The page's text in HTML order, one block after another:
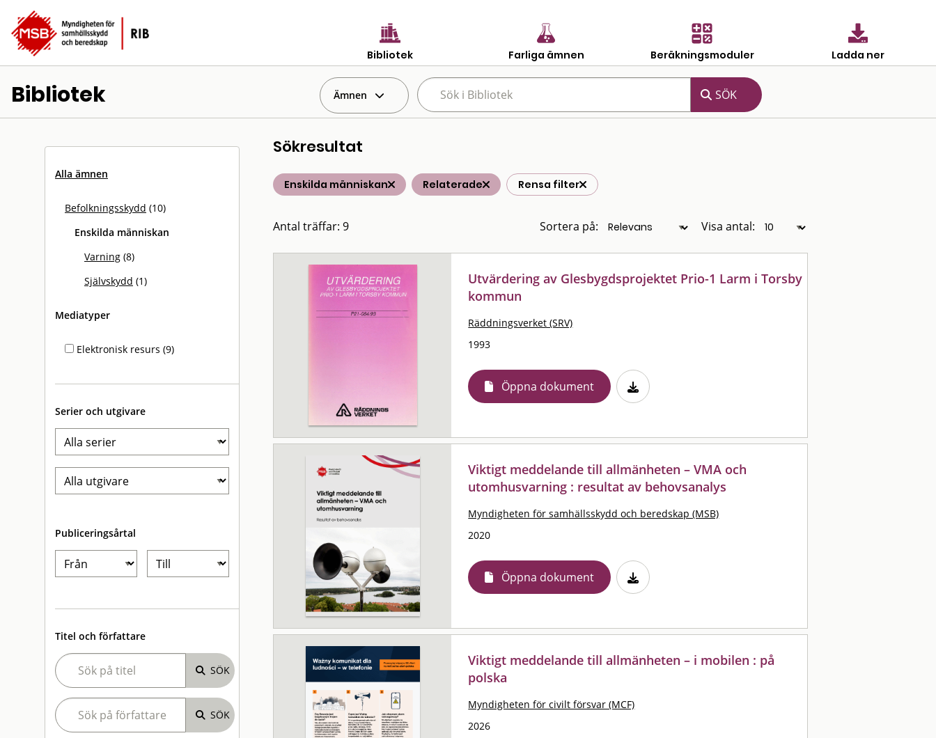
Bibliotek Farliga ämnen Beräkningsmoduler Ladda ner
Bibliotek Ämnen
Alla ämnen
Befolkningsskydd (10)
Enskilda människan
Varning (8)
Självskydd (1)
Mediatyper
Elektronisk resurs (9)
Serier och utgivare
Publiceringsårtal
Titel och författare
Sökresultat
Enskilda människan Relaterade Rensa filter
Antal träffar: 9 Sortera på: Visa antal:
Utvärdering av Glesbygdsprojektet Prio-1 Larm i Torsby
kommun
Räddningsverket (SRV)
1993
Öppna dokument
Viktigt meddelande till allmänheten – VMA och
utomhusvarning : resultat av behovsanalys
Myndigheten för samhällsskydd och beredskap (MSB)
2020
Öppna dokument
Viktigt meddelande till allmänheten – i mobilen : på
polska
Myndigheten för civilt försvar (MCF)
2026